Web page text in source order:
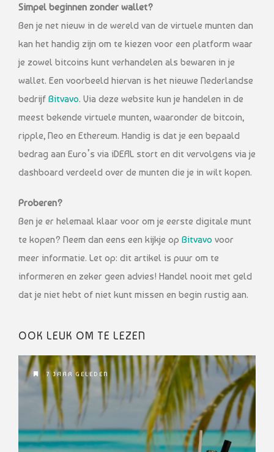
Simpel beginnen zonder wallet?
Ben je net nieuw in de wereld van de virtuele munten dan
kan het handig zijn om te kiezen voor een platform waar
je zowel bitcoins kunt verhandelen als bewaren in je
wallet. Een voorbeeld hiervan is het nieuwe Nederlandse
bedrijf Bitvavo. Via deze website kun je handelen in de
meest bekende virtuele munten, waaronder de bitcoin,
ripple, Neo en Ethereum. Handig is dat je een bepaald
bedrag aan Euro’s via iDEAL stort en dit vervolgens via je
dashboard verdeeld over de munten die je in wilt kopen.
Proberen?
Ben je er helemaal klaar voor om je eerste digitale munt
te kopen? Neem dan eens een kijkje op Bitvavo voor
meer informatie. Let op: dit artikel is puur om te
informeren en zeker geen advies! Handel nooit met geld
dat je niet hebt of niet kunt missen en begin rustig aan.
OOK LEUK OM TE LEZEN
7 JAAR GELEDEN